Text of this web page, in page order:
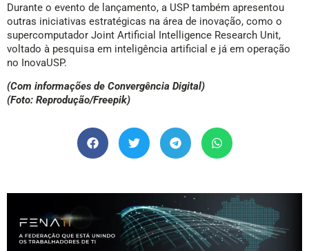
Durante o evento de lançamento, a USP também apresentou
outras iniciativas estratégicas na área de inovação, como o
supercomputador Joint Artificial Intelligence Research Unit,
voltado à pesquisa em inteligência artificial e já em operação
no InovaUSP.
(Com informações de Convergência Digital)
(Foto: Reprodução/Freepik)